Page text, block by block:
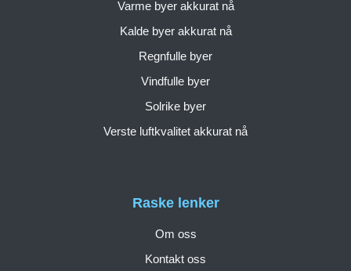
Raske lenker
Om oss
Kontakt oss
Varme byer akkurat nå
Kalde byer akkurat nå
Regnfulle byer
Vindfulle byer
Solrike byer
Verste luftkvalitet akkurat nå